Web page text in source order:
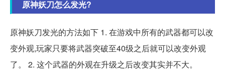
原神妖刀怎么发光?
原神妖刀发光的方法如下 1. 在游戏中所有的武器都可以改
变外观,玩家只要将武器突破至40级之后就可以改变外观
了。 2. 这个武器的外观在升级之后改变其实并不大。